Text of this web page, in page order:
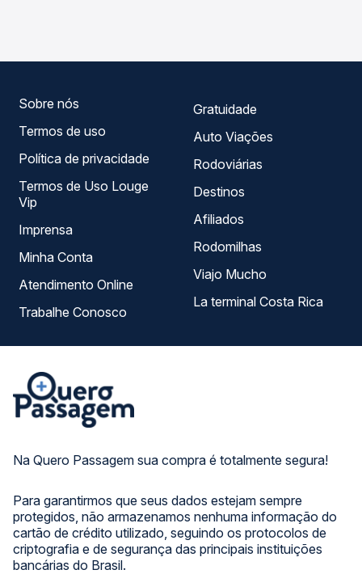
Na Quero Passagem sua compra é totalmente segura!
Para garantirmos que seus dados estejam sempre
protegidos, não armazenamos nenhuma informação do
cartão de crédito utilizado, seguindo os protocolos de
criptografia e de segurança das principais instituições
bancárias do Brasil.
Sobre nós
Termos de uso
Política de privacidade
Termos de Uso Louge
Vip
Imprensa
Minha Conta
Atendimento Online
Trabalhe Conosco
Gratuidade
Auto Viações
Rodoviárias
Destinos
Afiliados
Rodomilhas
Viajo Mucho
La terminal Costa Rica